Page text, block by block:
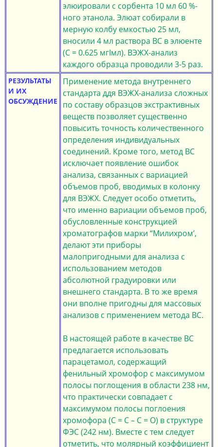
элюировали с сорбента 10 мл 60 %-
ного этанола. Элюат собирали в
мерную колбу емкостью 25 мл,
вносили 4 мл раствора ВС в элюенте
(С = 0.625 мгIмл). ВЭЖХ-анализ
каждого образца проводили 3-5 раз.
РЕЗУЛЬТАТЫ
И ИХ
ОБСУЖДЕНИЕ
Применение метода внутреннего
стандарта ддя ВЭЖХ-анализа сложных
по составу образцов экстрактивных
веществ позволяет существенно
повысить точность количественного
определения индивидуальных
соединений. Кроме того, метод ВС
исключает появление ошибок
анализа, связанных с вариацией
объемов проб, вводимых в колонку
для ВЭЖХ. Следует особо отметить,
что именно вариации объемов проб,
обусловленные конструкцией
хроматографов марки “Милихром’,
делают эти приборы
малопригодными для анализа с
использованием методов
абсолютной градуировки или
внешнего стандарта. В то же время
они вполне пригодны для массовых
анализов с применением метода ВС.
В настоящей работе в качестве ВС
предлагается использовать
парацетамол, содержащий
фенильный хромофор с максимумом
полосы поглощения в области 238 нм,
что практически совпадает с
максимумом полосы поглоения
хромофора (С = С – С = О) в структуре
ФЭС (242 нм). Вместе с тем следует
отметить, что молярный коэффициент